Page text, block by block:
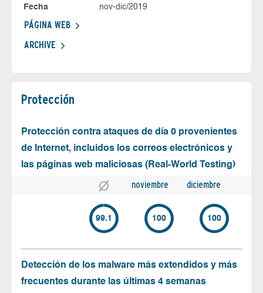
Fecha
nov-dic/2019
PÁGINA WEB
ARCHIVE
Protección
Protección contra ataques de día 0 provenientes
de Internet, incluidos los correos electrónicos y
las páginas web maliciosas (Real-World Testing)
noviembre diciembre
99.1 100 100
Detección de los malware más extendidos y más
frecuentes durante las últimas 4 semanas